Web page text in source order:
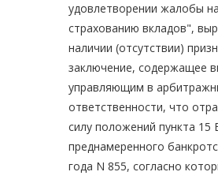
удовлетворении жалобы
страхованию вкладов",
наличии (отсутствии)
заключение, содержащее
управляющим в
ответственности, что
силу положений пункта
преднамеренного
года N 855, согласно